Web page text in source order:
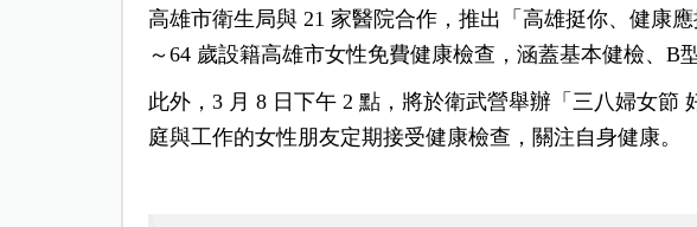
高雄市衛生局與 21 家醫院合作，推出「高雄挺你、健康
～64 歲設籍高雄市女性免費健康檢查，涵蓋基本健檢、B
此外，3 月 8 日下午 2 點，將於衛武營舉辦「三八婦女節
庭與工作的女性朋友定期接受健康檢查，關注自身健康。